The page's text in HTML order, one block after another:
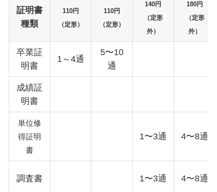
証明書
種類
110円
（定形）
110円
（定形）
140円
（定形
外）
180円
（定形
外）
卒業証
明書
1～4通
5〜10
通
成績証
明書
単位修
得証明
書
1〜3通 4〜8通
調査書 1〜3通 4〜8通